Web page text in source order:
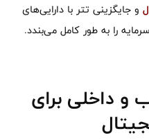
و جایگزینی تتر با دارایی‌های
را به طور کامل می‌بندد.
و داخلی برای